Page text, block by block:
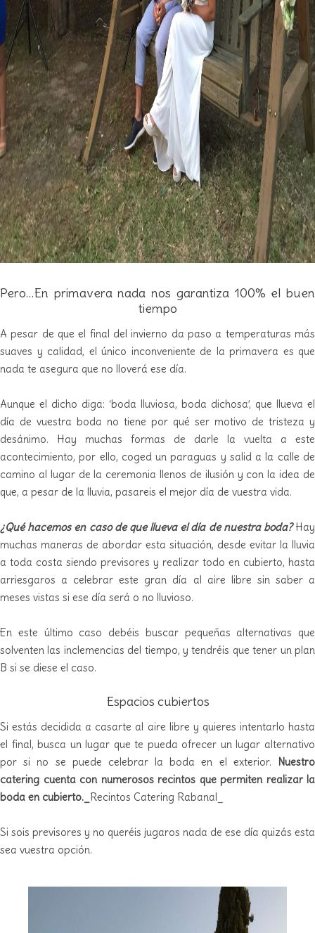
Pero…En primavera nada nos garantiza 100% el buen
tiempo
A pesar de que el final del invierno da paso a temperaturas más
suaves y calidad, el único inconveniente de la primavera es que
nada te asegura que no lloverá ese día.
Aunque el dicho diga: ‘boda lluviosa, boda dichosa’, que llueva el
día de vuestra boda no tiene por qué ser motivo de tristeza y
desánimo. Hay muchas formas de darle la vuelta a este
acontecimiento, por ello, coged un paraguas y salid a la calle de
camino al lugar de la ceremonia llenos de ilusión y con la idea de
que, a pesar de la lluvia, pasareis el mejor día de vuestra vida.
¿Qué hacemos en caso de que llueva el día de nuestra boda?Hay
muchas maneras de abordar esta situación, desde evitar la lluvia
a toda costa siendo previsores y realizar todo en cubierto, hasta
arriesgaros a celebrar este gran día al aire libre sin saber a
meses vistas si ese día será o no lluvioso.
En este último caso debéis buscar pequeñas alternativas que
solventen las inclemencias del tiempo, y tendréis que tener un plan
B si se diese el caso.
Espacios cubiertos
Si estás decidida a casarte al aire libre y quieres intentarlo hasta
el final, busca un lugar que te pueda ofrecer un lugar alternativo
por si no se puede celebrar la boda en el exterior.
Nuestro
catering cuenta con numerosos recintos que permiten realizar la
boda en cubierto._ Recintos Catering Rabanal_
Si sois previsores y no queréis jugaros nada de ese día quizás esta
sea vuestra opción.